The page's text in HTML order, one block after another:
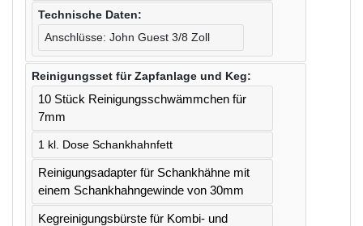
Technische Daten:
Anschlüsse: John Guest 3/8 Zoll
Reinigungsset für Zapfanlage und Keg:
10 Stück Reinigungsschwämmchen für
7mm
1 kl. Dose Schankhahnfett
Reinigungsadapter für Schankhähne mit
einem Schankhahngewinde von 30mm
Kegreinigungsbürste für Kombi- und